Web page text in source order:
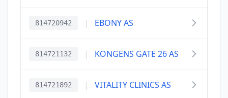
814720942 | EBONY AS
814721132 | KONGENS GATE 26 AS
814721892 | VITALITY CLINICS AS